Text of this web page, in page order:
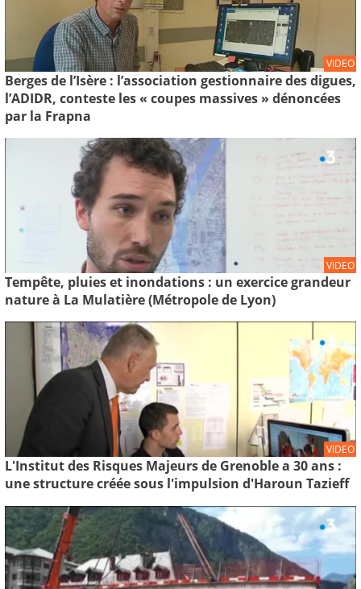
VIDEO
Berges de l’Isère : l’association gestionnaire des digues,
l’ADIDR, conteste les « coupes massives » dénoncées
par la Frapna
VIDEO
Tempête, pluies et inondations : un exercice grandeur
nature à La Mulatière (Métropole de Lyon)
VIDEO
L'Institut des Risques Majeurs de Grenoble a 30 ans :
une structure créée sous l'impulsion d'Haroun Tazieff